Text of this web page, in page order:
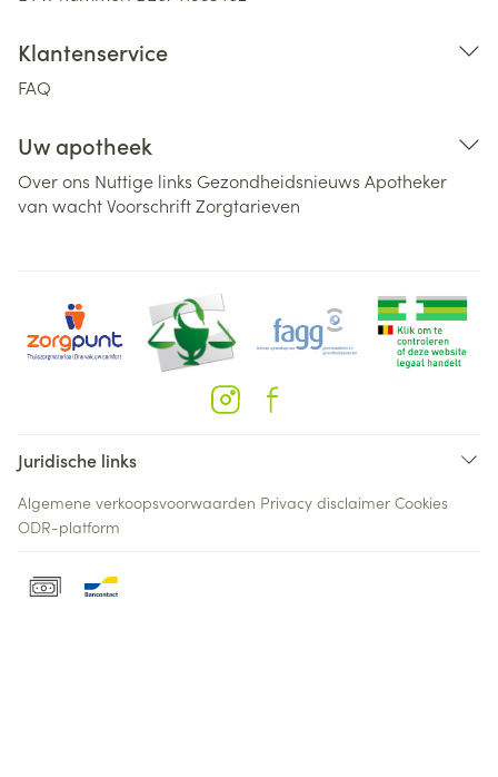
Klantenservice
FAQ
Uw apotheek
Over ons Nuttige links Gezondheidsnieuws Apotheker
van wachtVoorschriftZorgtarieven
Juridische links
Algemene verkoopsvoorwaarden Privacy disclaimer Cookies
ODR-platform